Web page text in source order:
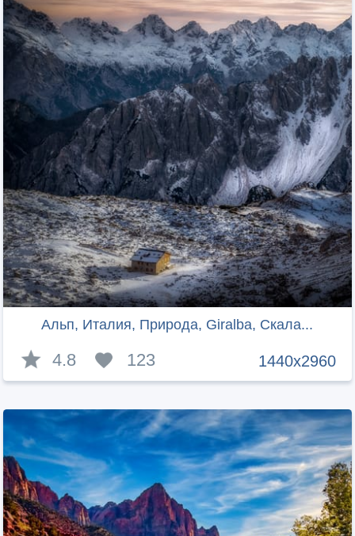
Альп, Италия, Природа, Giralba, Скала...
1440x2960
4.8 123